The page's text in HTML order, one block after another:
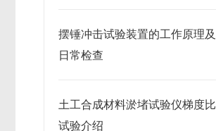
摆锤冲击试验装置的工作原理及
日常检查
土工合成材料淤堵试验仪梯度比
试验介绍